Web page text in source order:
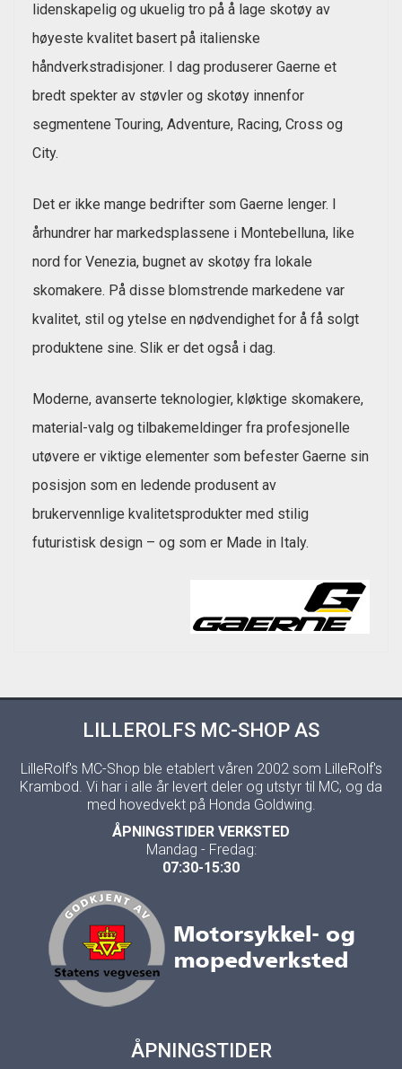
lidenskapelig og ukuelig tro på å lage skotøy av
høyeste kvalitet basert på italienske
håndverkstradisjoner. I dag produserer Gaerne et
bredt spekter av støvler og skotøy innenfor
segmentene Touring, Adventure, Racing, Cross og
City.
Det er ikke mange bedrifter som Gaerne lenger. I
århundrer har markedsplassene i Montebelluna, like
nord for Venezia, bugnet av skotøy fra lokale
skomakere. På disse blomstrende markedene var
kvalitet, stil og ytelse en nødvendighet for å få solgt
produktene sine. Slik er det også i dag.
Moderne, avanserte teknologier, kløktige skomakere,
material-valg og tilbakemeldinger fra profesjonelle
utøvere er viktige elementer som befester Gaerne sin
posisjon som en ledende produsent av
brukervennlige kvalitetsprodukter med stilig
futuristisk design – og som er Made in Italy.
LILLEROLFS MC-SHOP AS
LilleRolf's MC-Shop ble etablert våren 2002 som LilleRolf's
Krambod. Vi har i alle år levert deler og utstyr til MC, og da
med hovedvekt på Honda Goldwing.
ÅPNINGSTIDER VERKSTED
Mandag - Fredag:
07:30-15:30
ÅPNINGSTIDER